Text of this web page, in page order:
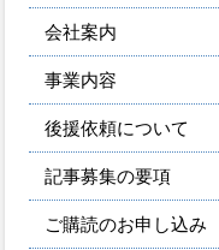
会社案内
事業内容
後援依頼について
記事募集の要項
ご購読のお申し込み